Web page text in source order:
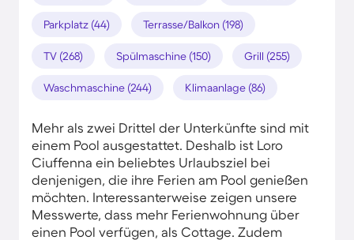
Parkplatz (44) Terrasse/Balkon (198)
TV (268) Spülmaschine (150) Grill (255)
Waschmaschine (244) Klimaanlage (86)
Mehr als zwei Drittel der Unterkünfte sind mit
einem Pool ausgestattet. Deshalb ist Loro
Ciuffenna ein beliebtes Urlaubsziel bei
denjenigen, die ihre Ferien am Pool genießen
möchten. Interessanterweise zeigen unsere
Messwerte, dass mehr Ferienwohnung über
einen Pool verfügen, als Cottage. Zudem